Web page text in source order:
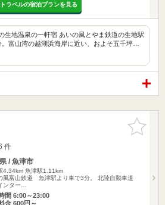
ラベルの宿泊プランを見る
生地温泉の一軒宿 あいの風とやま鉄道の生地駅
富山湾の越湖浜海岸に近い、およそ五千坪…
お気に入
りに追加
件
/ 魚津市
4.34km 魚津駅1.11km
風富山鉄道 魚津駅より車で3分。 北陸自動車道
ンター…
間 6:00～23:00
金 600円～